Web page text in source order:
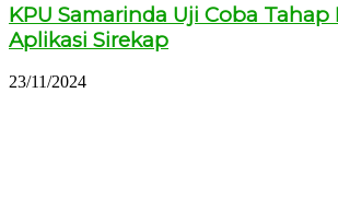
KPU Samarinda Uji Coba Tahap
Aplikasi Sirekap
23/11/2024